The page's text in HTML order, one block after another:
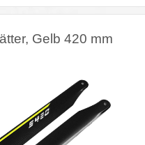
Gelb 420 mm